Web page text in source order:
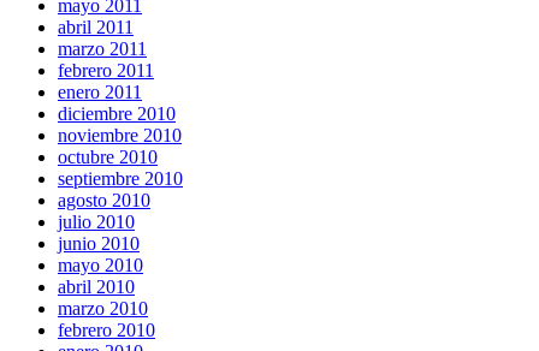
mayo 2011
abril 2011
marzo 2011
febrero 2011
enero 2011
diciembre 2010
noviembre 2010
octubre 2010
septiembre 2010
agosto 2010
julio 2010
junio 2010
mayo 2010
abril 2010
marzo 2010
febrero 2010